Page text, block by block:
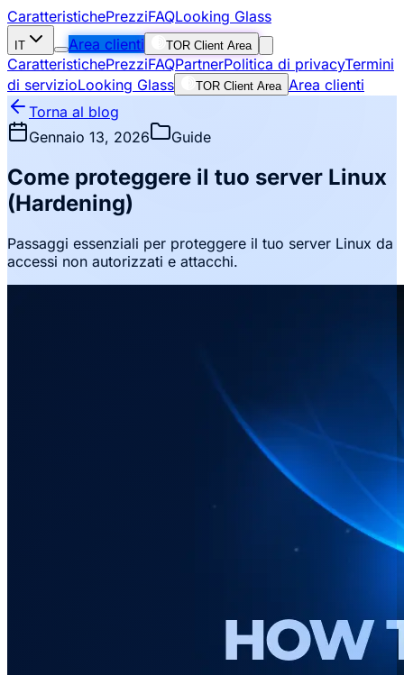
CaratteristichePrezziFAQLooking Glass
IT Area clienti TOR Client Area
CaratteristichePrezziFAQPartnerPolitica di privacyTermini
di servizioLooking Glass TOR Client Area Area clienti
Torna al blog
Gennaio 13, 2026
Guide
Come proteggere il tuo server Linux
(Hardening)
Passaggi essenziali per proteggere il tuo server Linux da
accessi non autorizzati e attacchi.